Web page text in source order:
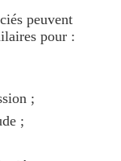
peuvent
pour :
;
;